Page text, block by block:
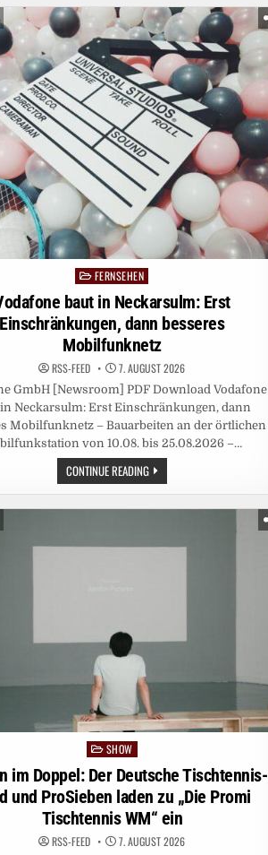
ERST
EINSCHRÄNKUNGEN,
DANN
BESSERES
MOBILFUNKNETZ
PostedFERNSEHEN
baut in Neckarsulm: Erst
Einschränkungen, dann besseres
Mobilfunknetz
RSS-FEED 7. AUGUST 2026
GmbH [Newsroom] PDF Download Vodafone
Neckarsulm: Erst Einschränkungen, dann
Mobilfunknetz – Bauarbeiten an der örtlichen
von 10.08. bis 25.08.2026 –…
CONTINUE READINGVODAFONE
BAUT
IN
BESSERES
Posted
in
SHOW
im Doppel: Der Deutsche Tischtennis-
und ProSieben laden zu „Die Promi
Tischtennis WM“ ein
RSS-FEED 7. AUGUST 2026